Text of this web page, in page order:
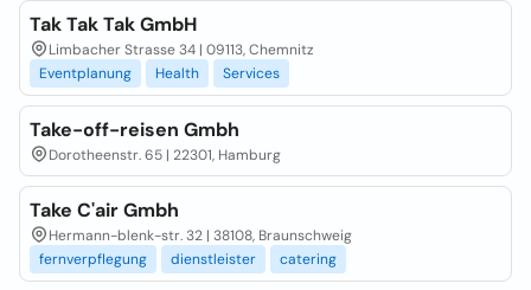
Tak Tak Tak GmbH
Limbacher Strasse 34 | 09113, Chemnitz
Eventplanung
Health Services
Take-off-reisen Gmbh
Dorotheenstr. 65 | 22301, Hamburg
Take C'air Gmbh
Hermann-blenk-str. 32 | 38108, Braunschweig
fernverpflegung
dienstleister catering